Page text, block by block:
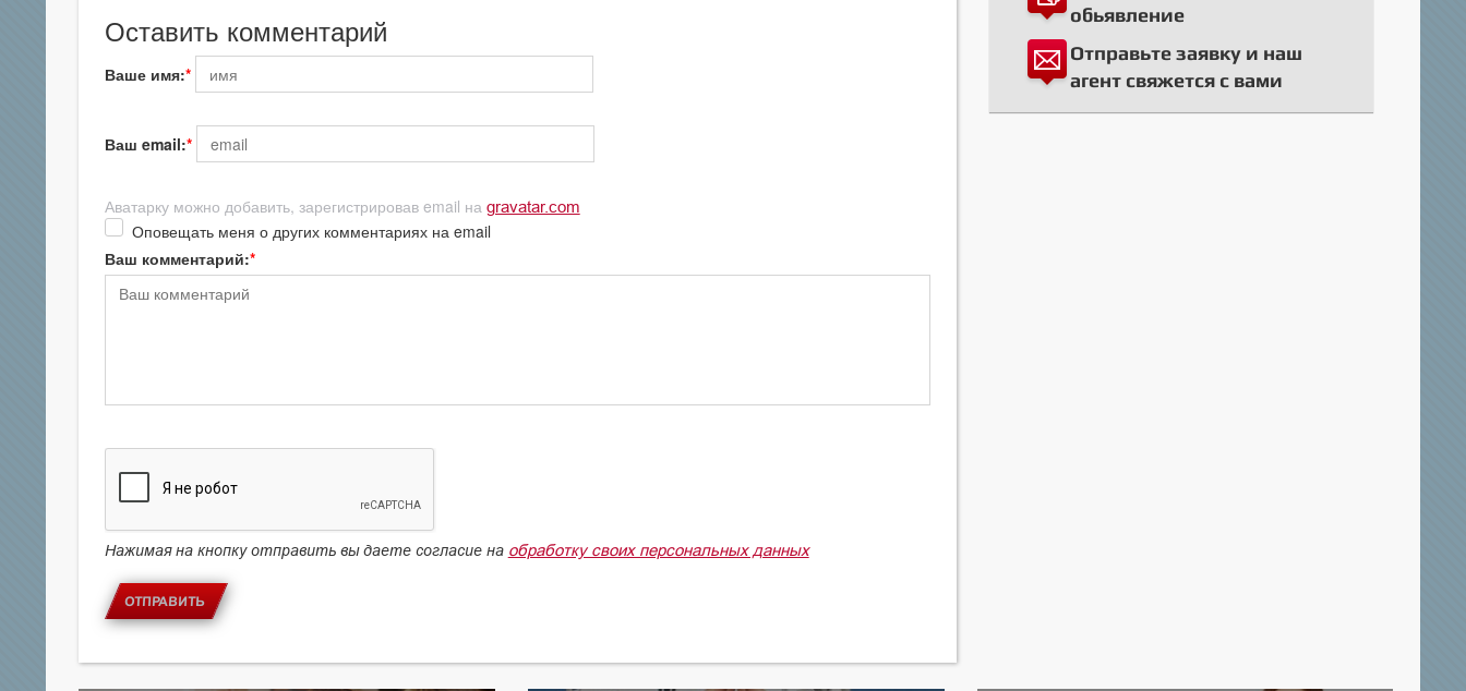
Оставить комментарий
Ваше имя:
Ваш email:
Аватарку можно добавить, зарегистрировав email на gravatar.com
Оповещать меня о других комментариях на email
Ваш комментарий:
Нажимая на кнопку отправить вы даете согласие на обработку своих персональных данных
ОТПРАВИТЬ
обьявление
Отправьте заявку и наш
агент свяжется с вами